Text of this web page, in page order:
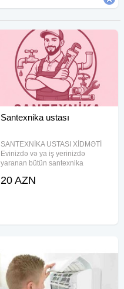
Santexnika ustası
SANTEXNİKA USTASI XİDMƏTİ
Evinizdə və ya iş yerinizdə
yaranan bütün santexnika
Kranların təmiri və dəyişdirilməsi
20 AZN